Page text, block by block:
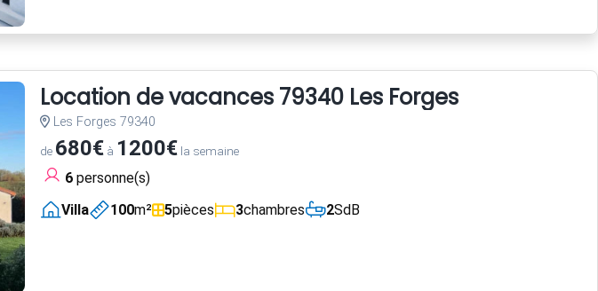
Location de vacances 79340 Les Forges
Les Forges 79340
de 680€à 1200€la semaine
6personne(s)
Villa
100m² 5pièces 3chambres 2SdB